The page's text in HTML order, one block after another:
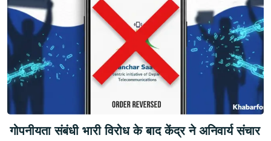
गोपनीयता संबंधी भारी विरोध के बाद केंद्र ने अनिवार्य संचार